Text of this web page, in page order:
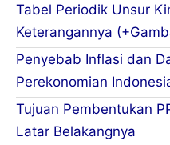
Tabel Periodik Unsur
Keterangannya
Penyebab Inflasi dan
Perekonomian
Tujuan Pembentukan
Latar Belakangnya